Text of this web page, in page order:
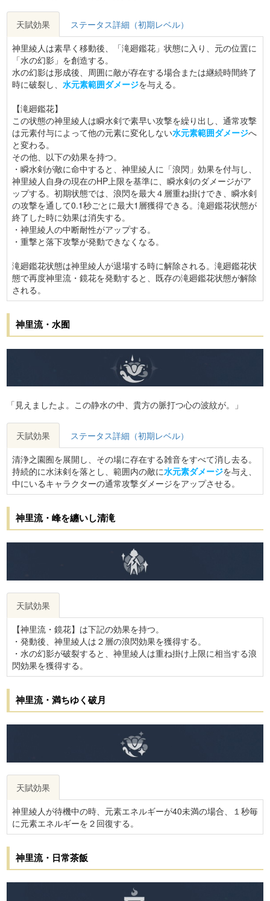
天賦効果
ステータス詳細（初期レベル）
神里綾人は素早く移動後、「滝廻鑑花」状態に入り、元の位置に
「水の幻影」を創造する。
水の幻影は形成後、周囲に敵が存在する場合または継続時間終了
時に破裂し、 水元素範囲ダメージを与える。
【滝廻鑑花】
この状態の神里綾人は瞬水剣で素早い攻撃を繰り出し、通常攻撃
は元素付与によって他の元素に変化しない水元素範囲ダメージへ
と変わる。
その他、以下の効果を持つ。
・瞬水剣が敵に命中すると、神里綾人に「浪閃」効果を付与し、
神里綾人自身の現在のHP上限を基準に、瞬水剣のダメージがア
ップする。初期状態では、浪閃を最大４層重ね掛けでき、瞬水剣
の攻撃を通して0.1秒ごとに最大1層獲得できる。滝廻鑑花状態が
終了した時に効果は消失する。
・神里綾人の中断耐性がアップする。
・重撃と落下攻撃が発動できなくなる。
滝廻鑑花状態は神里綾人が退場する時に解除される。滝廻鑑花状
態で再度神里流・鏡花を発動すると、既存の滝廻鑑花状態が解除
される。
神里流・水囿
「見えましたよ。この静水の中、貴方の脈打つ心の波紋が。」
天賦効果
ステータス詳細（初期レベル）
清浄之園囿を展開し、その場に存在する雑音をすべて消し去る。
持続的に水沫剣を落とし、範囲内の敵に水元素ダメージを与え、
中にいるキャラクターの通常攻撃ダメージをアップさせる。
神里流・峰を纏いし清滝
天賦効果
【神里流・鏡花】は下記の効果を持つ。
・発動後、神里綾人は２層の浪閃効果を獲得する。
・水の幻影が破裂すると、神里綾人は重ね掛け上限に相当する浪
閃効果を獲得する。
神里流・満ちゆく破月
天賦効果
神里綾人が待機中の時、元素エネルギーが40未満の場合、１秒毎
に元素エネルギーを２回復する。
神里流・日常茶飯